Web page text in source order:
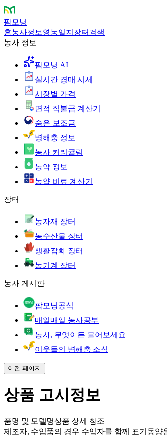
팜모닝
홈농사정보 영농일지 장터 검색
농사 정보
팜모닝 AI
실시간 경매 시세
시장별 가격
면적 직불금 계산기
숨은 보조금
병해충 정보
농사 커리큘럼
농약 정보
농약 비료 계산기
장터
농자재 장터
농수산물 장터
생활잡화 장터
농기계 장터
농사 게시판
팜모닝공식
매일매일 농사공부
농사, 무엇이든 물어보세요
이웃들의 병해충 소식
이전 페이지
상품 고시정보
품명 및 모델명상품 상세 참조
제조자, 수입품의 경우 수입자를 함께 표기 동양